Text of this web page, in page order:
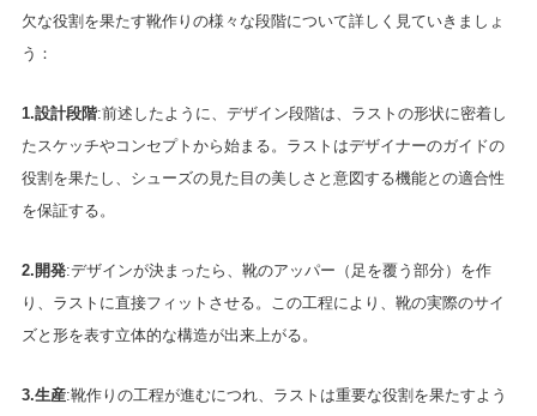
欠な役割を果たす靴作りの様々な段階について詳しく見ていきましょ
う：
1.設計段階:前述したように、デザイン段階は、ラストの形状に密着し
たスケッチやコンセプトから始まる。ラストはデザイナーのガイドの
役割を果たし、シューズの見た目の美しさと意図する機能との適合性
を保証する。
2.開発:デザインが決まったら、靴のアッパー（足を覆う部分）を作
り、ラストに直接フィットさせる。この工程により、靴の実際のサイ
ズと形を表す立体的な構造が出来上がる。
3.生産:靴作りの工程が進むにつれ、ラストは重要な役割を果たすよう